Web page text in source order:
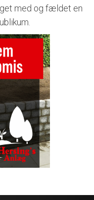
med og fældet en